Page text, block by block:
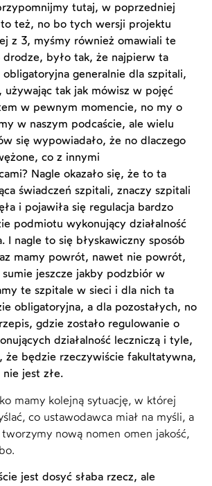
tutaj, w poprzedniej
też, no bo tych wersji projektu
z 3, myśmy również omawiali te
drodze, było tak, że najpierw ta
obligatoryjna generalnie dla szpitali,
używając tak jak mówisz w pojęć
w pewnym momencie, no my o
w naszym podcaście, ale wielu
się wypowiadało, że no dlaczego
co z innymi
Nagle okazało się, że to ta
świadczeń szpitali, znaczy szpitali
i pojawiła się regulacja bardzo
podmiotu wykonujący działalność
I nagle to się błyskawiczny sposób
mamy powrót, nawet nie powrót,
jeszcze jakby podzbiór w
te szpitale w sieci i dla nich ta
obligatoryjna, a dla pozostałych, no
gdzie zostało regulowanie o
działalność leczniczą i tyle,
że będzie rzeczywiście fakultatywna,
jest złe.
mamy kolejną sytuację, w której
co ustawodawca miał na myśli, a
nową nomen omen jakość,
jest dosyć słaba rzecz, ale